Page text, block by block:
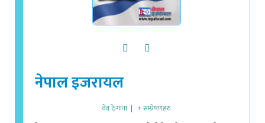
नेपाल इजरायल
वेव ठेगाना | + सम्प्रेषणहरु